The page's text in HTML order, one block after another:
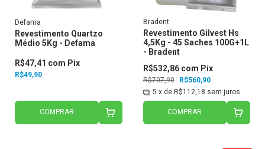
Defama
Revestimento Quartzo
Médio 5Kg - Defama
R$49,90
R$47,41 com Pix
COMPRAR
Bradent
Revestimento Gilvest Hs
4,5Kg - 45 Saches 100G+1L
- Bradent
R$707,90 R$560,90
R$532,86 com Pix
5 x de R$112,18 sem juros
COMPRAR